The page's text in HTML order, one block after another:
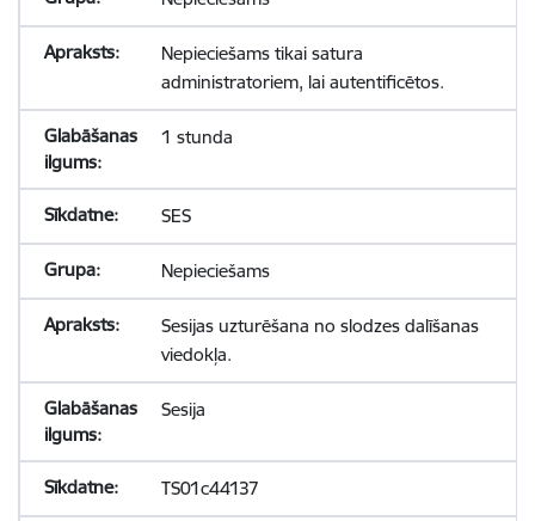
Nepieciešams tikai satura
administratoriem, lai autentificētos.
1 stunda
SES
Nepieciešams
Sesijas uzturēšana no slodzes dalīšanas
viedokļa.
Sesija
TS01c44137